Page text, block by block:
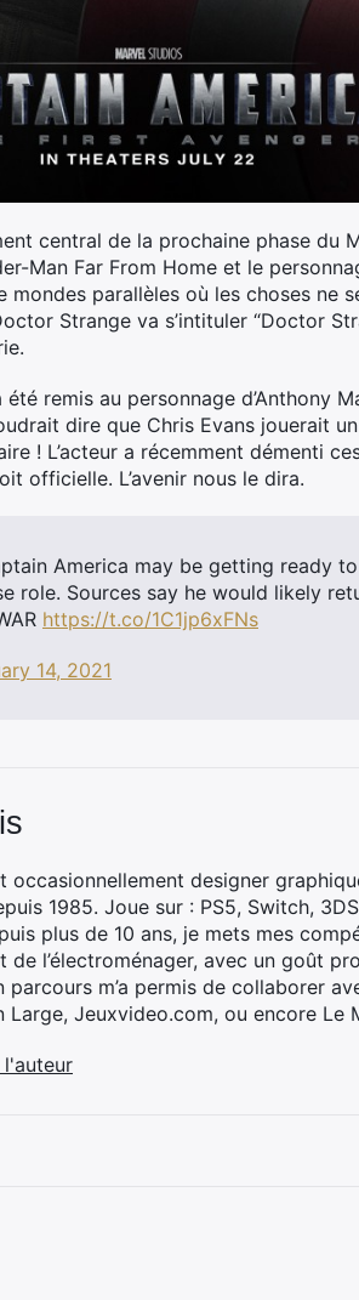
central de la prochaine phase du
Man Far From Home et le
mondes parallèles où les choses ne
Strange va s’intituler “Doctor
été remis au personnage d’Anthony
dire que Chris Evans jouerait
! L’acteur a récemment démenti
officielle. L’avenir nous le dira.
America may be getting ready
role. Sources say he would likely
https://t.co/1C1jp6xFNs
14, 2021
occasionnellement designer
1985. Joue sur : PS5, Switch,
plus de 10 ans, je mets mes
de l’électroménager, avec un goût
parcours m’a permis de collaborer
Large, Jeuxvideo.com, ou encore Le